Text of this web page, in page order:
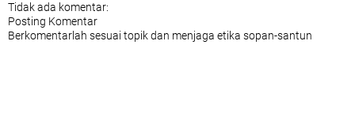
Tidak ada komentar:
Posting Komentar
Berkomentarlah sesuai topik dan menjaga etika sopan-santun